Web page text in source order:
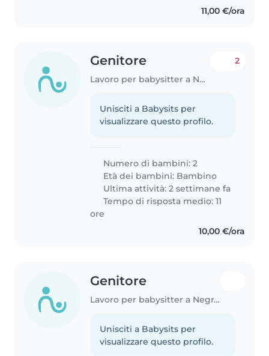
11,00 €/ora
Genitore
Lavoro per babysitter a Negrar
2
Unisciti a Babysits per
visualizzare questo profilo.
Numero di bambini: 2
Età dei bambini: Bambino
Ultima attività: 2 settimane fa
Tempo di risposta medio: 11
ore
10,00 €/ora
Genitore
Lavoro per babysitter a Negrar
Unisciti a Babysits per
visualizzare questo profilo.